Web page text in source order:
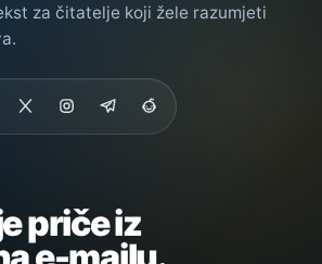
za čitatelje koji žele razumjeti
priče iz